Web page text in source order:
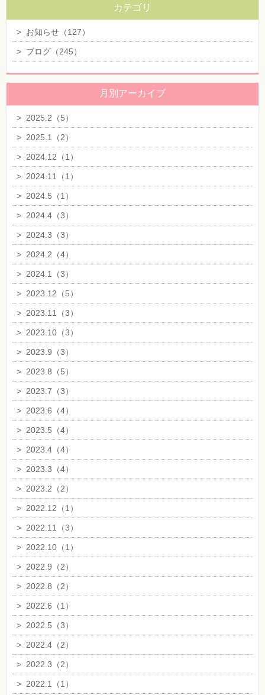
カテゴリ
> お知らせ（127）
> ブログ（245）
月別アーカイブ
> 2025.2（5）
> 2025.1（2）
> 2024.12（1）
> 2024.11（1）
> 2024.5（1）
> 2024.4（3）
> 2024.3（3）
> 2024.2（4）
> 2024.1（3）
> 2023.12（5）
> 2023.11（3）
> 2023.10（3）
> 2023.9（3）
> 2023.8（5）
> 2023.7（3）
> 2023.6（4）
> 2023.5（4）
> 2023.4（4）
> 2023.3（4）
> 2023.2（2）
> 2022.12（1）
> 2022.11（3）
> 2022.10（1）
> 2022.9（2）
> 2022.8（2）
> 2022.6（1）
> 2022.5（3）
> 2022.4（2）
> 2022.3（2）
> 2022.1（1）